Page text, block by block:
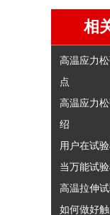
相
高温应力
点
高温应力
绍
用户在试
当万能试
高温拉伸
如何做好